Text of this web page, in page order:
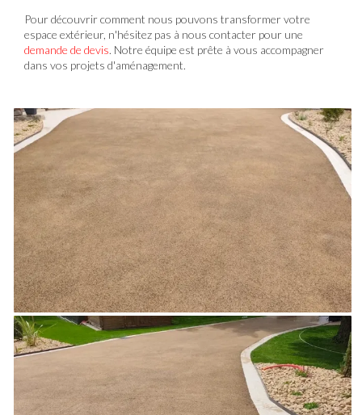
Pour découvrir comment nous pouvons transformer votre
espace extérieur, n'hésitez pas à nous contacter pour une
demande de devis. Notre équipe est prête à vous accompagner
dans vos projets d'aménagement.